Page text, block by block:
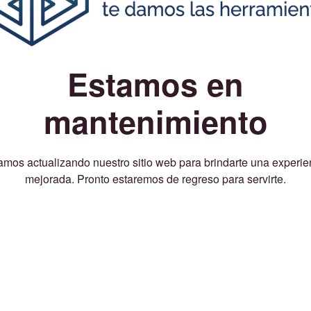
Estamos en
mantenimiento
actualizando nuestro sitio web para brindarte una
mejorada. Pronto estaremos de regreso para servirte.